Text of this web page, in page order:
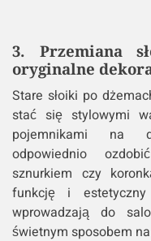
3. Przemiana
oryginalne
Stare słoiki po
stać się stylowymi
pojemnikami na
odpowiednio
sznurkiem czy
funkcję i
wprowadzają do
świetnym sposobem